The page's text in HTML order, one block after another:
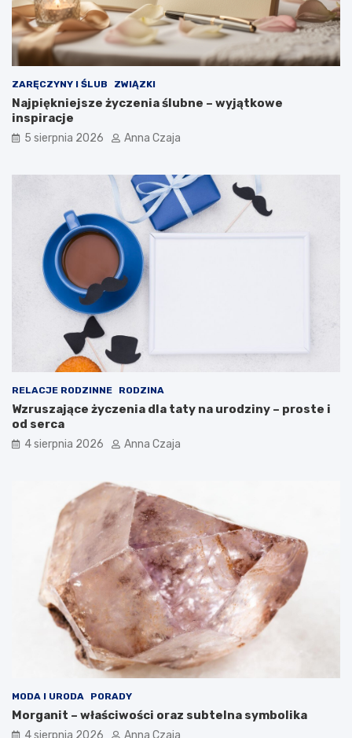
ZARĘCZYNY I ŚLUB ZWIĄZKI
Najpiękniejsze życzenia ślubne – wyjątkowe
inspiracje
5 sierpnia 2026 Anna Czaja
RELACJE RODZINNE RODZINA
Wzruszające życzenia dla taty na urodziny – proste i
od serca
4 sierpnia 2026 Anna Czaja
MODA I URODA PORADY
Morganit – właściwości oraz subtelna symbolika
4 sierpnia 2026 Anna Czaja